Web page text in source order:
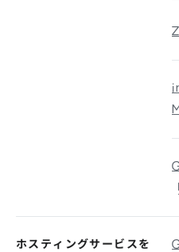
ホスティングサービスを